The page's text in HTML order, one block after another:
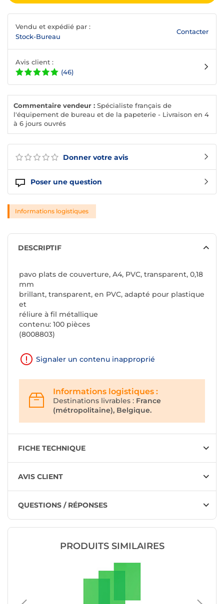
Donner votre avis
Poser une question
Vendu et expédié par :
Stock-Bureau
Contacter
Avis client :
(46)
Commentaire vendeur : Spécialiste français de
l'équipement de bureau et de la papeterie - Livraison en 4
à 6 jours ouvrés
Informations logistiques
DESCRIPTIF
pavo plats de couverture, A4, PVC, transparent, 0,18
mm
brillant, transparent, en PVC, adapté pour plastique
et
réliure à fil métallique
contenu: 100 pièces
(8008803)
Signaler un contenu inapproprié
Informations logistiques :
Destinations livrables : France
(métropolitaine), Belgique.
FICHE TECHNIQUE
AVIS CLIENT
QUESTIONS / RÉPONSES
PRODUITS SIMILAIRES